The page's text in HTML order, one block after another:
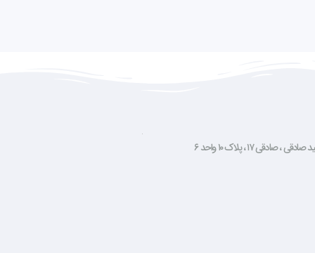
۱۷ ، پلاک ۱۰ واحد ۶